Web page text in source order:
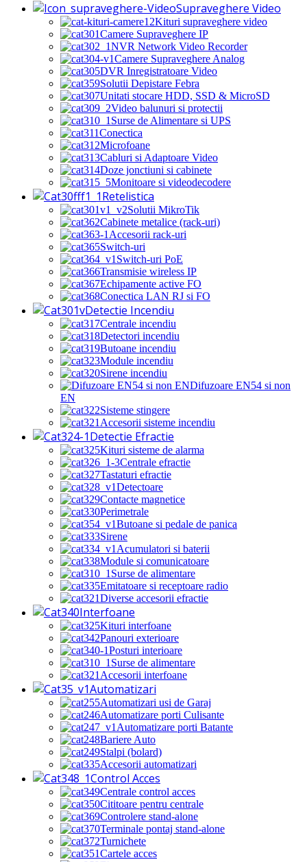
Supraveghere Video
Kituri supraveghere video
Camere Supraveghere IP
NVR Network Video Recorder
Camere Supraveghere Analog
DVR Inregistratoare Video
Solutii Depistare Febra
Unitati stocare HDD, SSD & MicroSD
Video balunuri si protectii
Surse de Alimentare si UPS
Conectica
Microfoane
Cabluri si Adaptoare Video
Doze jonctiuni si cabinete
Monitoare si videodecodere
Retelistica
Solutii MikroTik
Cabinete metalice (rack-uri)
Accesorii rack-uri
Switch-uri
Switch-uri PoE
Transmisie wireless IP
Echipamente active FO
Conectica LAN RJ si FO
Detectie Incendiu
Centrale incendiu
Detectori incendiu
Butoane incendiu
Module incendiu
Sirene incendiu
Difuzoare EN54 si non
EN
Sisteme stingere
Accesorii sisteme incendiu
Detectie Efractie
Kituri sisteme de alarma
Centrale efractie
Tastaturi efractie
Detectoare
Contacte magnetice
Perimetrale
Butoane si pedale de panica
Sirene
Acumulatori si baterii
Module si comunicatoare
Surse de alimentare
Emitatoare si receptoare radio
Diverse accesorii efractie
Interfoane
Kituri interfoane
Panouri exterioare
Posturi interioare
Surse de alimentare
Accesorii interfoane
Automatizari
Automatizari usi de Garaj
Automatizare porti Culisante
Automatizare porti Batante
Bariere Auto
Stalpi (bolard)
Accesorii automatizari
Control Acces
Centrale control acces
Cititoare pentru centrale
Controlere stand-alone
Terminale pontaj stand-alone
Turnichete
Cartele acces